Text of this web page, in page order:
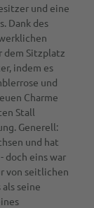
und eine
Dank des
dem Sitzplatz
indem es
und
Charme
Stall
Generell:
und hat
doch eins war
von seitlichen
seine